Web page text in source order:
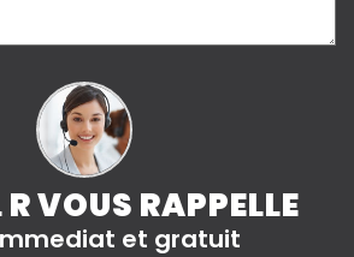
VOUS RAPPELLE
et gratuit